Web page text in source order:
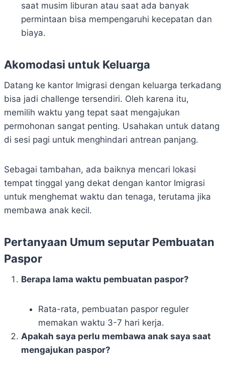
saat musim liburan atau saat ada banyak
permintaan bisa mempengaruhi kecepatan dan
biaya.
Akomodasi untuk Keluarga
Datang ke kantor Imigrasi dengan keluarga terkadang
bisa jadi challenge tersendiri. Oleh karena itu,
memilih waktu yang tepat saat mengajukan
permohonan sangat penting. Usahakan untuk datang
di sesi pagi untuk menghindari antrean panjang.
Sebagai tambahan, ada baiknya mencari lokasi
tempat tinggal yang dekat dengan kantor Imigrasi
untuk menghemat waktu dan tenaga, terutama jika
membawa anak kecil.
Pertanyaan Umum seputar Pembuatan
Paspor
Berapa lama waktu pembuatan paspor?
Rata-rata, pembuatan paspor reguler
memakan waktu 3-7 hari kerja.
Apakah saya perlu membawa anak saya saat
mengajukan paspor?